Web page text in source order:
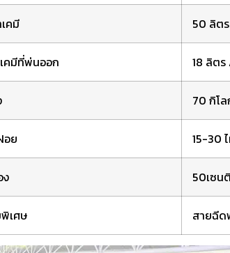
คมี 50 ลิตร
คมีที่พ่นออก 18 ลิต
70 กิโ
อย 15-30
50เซน
เศษ สายฉีด